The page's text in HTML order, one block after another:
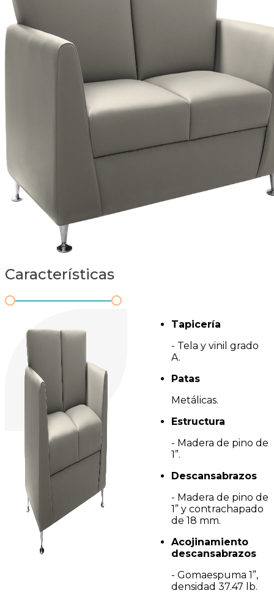
Características
Tapicería
- Tela y vinil grado
A.
Patas
Metálicas.
Estructura
- Madera de pino de
1”.
Descansabrazos
- Madera de pino de
1” y contrachapado
de 18 mm.
Acojinamiento
descansabrazos
- Gomaespuma 1”,
densidad 37.47 lb.